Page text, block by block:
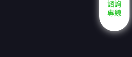
諮詢
專線